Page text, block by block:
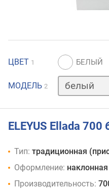
ЦВЕТ 1
МОДЕЛЬ 2
бежевый
ELEYUS Ellada 700
Тип: традиционная
Оформление: наклонная
Производительность: